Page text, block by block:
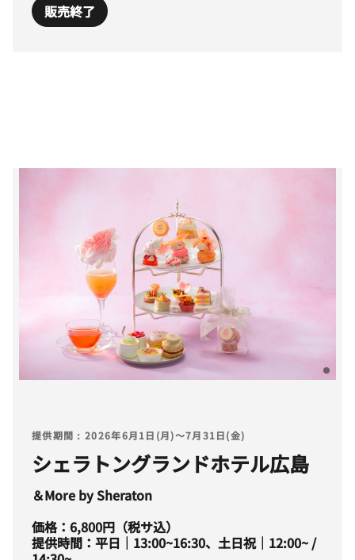
販売終了
提供期間 : 2026年6月1日(月)～7月31日(金)
シェラトングランドホテル広島
＆More by Sheraton
価格：6,800円（税サ込）
提供時間：平日｜13:00~16:30、土日祝｜12:00~ /